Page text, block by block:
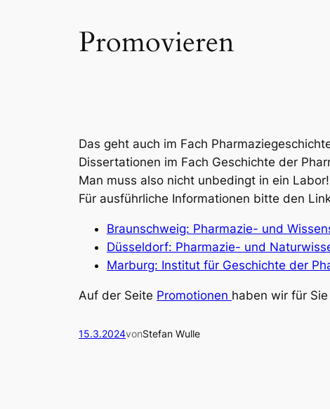
Promovieren
Das geht auch im Fach
Dissertationen im Fach Geschichte der
Man muss also nicht unbedingt in ein Labor!
Für ausführliche Informationen bitte den
Braunschweig: Pharmazie- und
Düsseldorf: Pharmazie- und
Marburg: Institut für Geschichte der
Auf der Seite Promotionen haben wir für
15.3.2024vonStefan Wulle